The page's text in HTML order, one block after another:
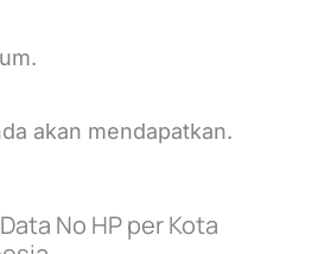
akan mendapatkan.
No HP per Kota